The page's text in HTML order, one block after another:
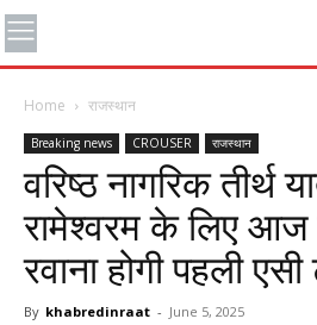
Home राजस्थान
Breaking news CROUSER राजस्थान
वरिष्ठ नागरिक तीर्थ
रामेश्वरम के लिए
रवाना होगी पहली
By khabredinraat - June 5, 2025